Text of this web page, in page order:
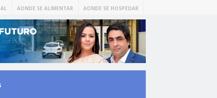
AONDE SE ALIMENTAR AONDE SE HOSPEDAR